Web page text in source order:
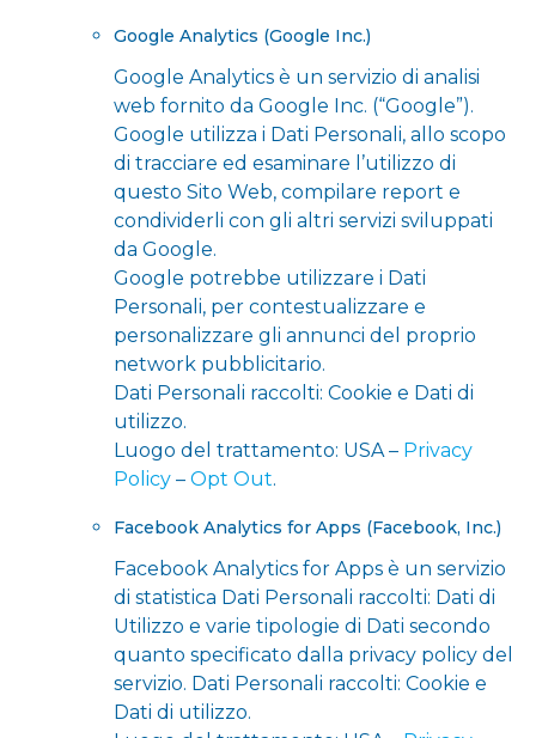
Google Analytics (Google Inc.)
Google Analytics è un servizio di analisi
web fornito da Google Inc. (“Google”).
Google utilizza i Dati Personali, allo scopo
di tracciare ed esaminare l’utilizzo di
questo Sito Web, compilare report e
condividerli con gli altri servizi sviluppati
da Google.
Google potrebbe utilizzare i Dati
Personali, per contestualizzare e
personalizzare gli annunci del proprio
network pubblicitario.
Dati Personali raccolti: Cookie e Dati di
utilizzo.
Luogo del trattamento: USA – Privacy
Policy – Opt Out.
Facebook Analytics for Apps (Facebook, Inc.)
Facebook Analytics for Apps è un servizio
di statistica Dati Personali raccolti: Dati di
Utilizzo e varie tipologie di Dati secondo
quanto specificato dalla privacy policy del
servizio. Dati Personali raccolti: Cookie e
Dati di utilizzo.